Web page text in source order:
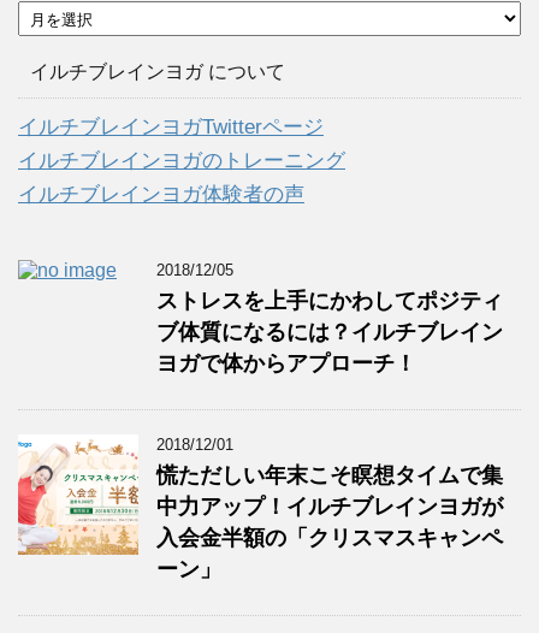
ア
ー
イルチブレインヨガ について
イルチブレインヨガTwitterページ
イルチブレインヨガのトレーニング
イルチブレインヨガ体験者の声
2018/12/05
ストレスを上手にかわしてポジティ
ブ体質になるには？イルチブレイン
ヨガで体からアプローチ！
2018/12/01
慌ただしい年末こそ瞑想タイムで集
中力アップ！イルチブレインヨガが
入会金半額の「クリスマスキャンペ
ーン」